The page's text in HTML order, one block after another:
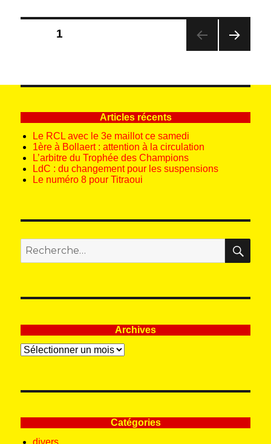
Pagination
1
ANT
Articles récents
Le RCL avec le 3e maillot ce samedi
1ère à Bollaert : attention à la circulation
L’arbitre du Trophée des Champions
LdC : du changement pour les suspensions
Le numéro 8 pour Titraoui
Recherche
pour
:
Archives
Archives
Catégories
divers